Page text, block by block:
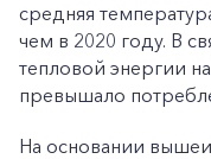
средняя
чем в 2020 году. В
тепловой энергии
превышало
На основании